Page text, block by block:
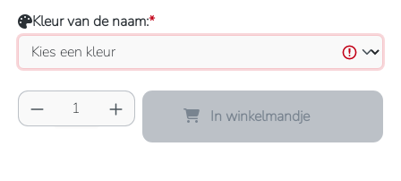
Kleur van de naam:*
Producthoeveelheid: Voer de gewenste
In winkelmandje